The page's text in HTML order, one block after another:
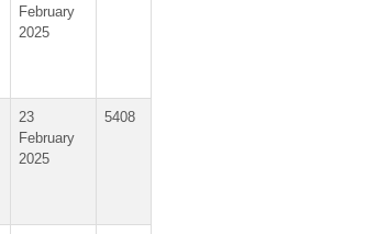
February
2025
23
February
2025
5408